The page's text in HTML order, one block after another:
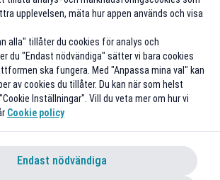
upplevelsen, mäta hur appen används och visa
alla" tillåter du cookies för analys och
du "Endast nödvändiga" sätter vi bara cookies
ska fungera. Med "Anpassa mina val" kan
av cookies du tillåter. Du kan när som helst
Inställningar". Vill du veta mer om hur vi
Cookie policy
Endast nödvändiga